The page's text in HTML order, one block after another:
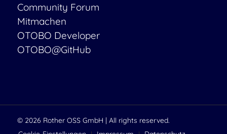
Community Forum
Mitmachen
OTOBO Developer
OTOBO@GitHub
© 2026 Rother OSS GmbH | All rights reserved.